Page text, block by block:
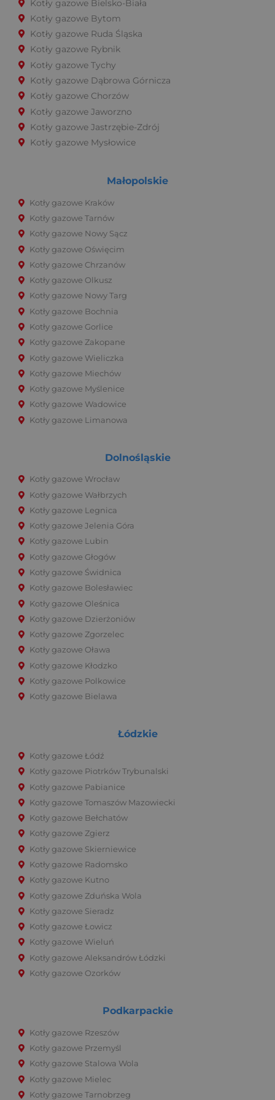
Kotły gazowe Bielsko-Biała
Kotły gazowe Bytom
Kotły gazowe Ruda Śląska
Kotły gazowe Rybnik
Kotły gazowe Tychy
Kotły gazowe Dąbrowa Górnicza
Kotły gazowe Chorzów
Kotły gazowe Jaworzno
Kotły gazowe Jastrzębie-Zdrój
Kotły gazowe Mysłowice
Małopolskie
Kotły gazowe Kraków
Kotły gazowe Tarnów
Kotły gazowe Nowy Sącz
Kotły gazowe Oświęcim
Kotły gazowe Chrzanów
Kotły gazowe Olkusz
Kotły gazowe Nowy Targ
Kotły gazowe Bochnia
Kotły gazowe Gorlice
Kotły gazowe Zakopane
Kotły gazowe Wieliczka
Kotły gazowe Miechów
Kotły gazowe Myślenice
Kotły gazowe Wadowice
Kotły gazowe Limanowa
Dolnośląskie
Kotły gazowe Wrocław
Kotły gazowe Wałbrzych
Kotły gazowe Legnica
Kotły gazowe Jelenia Góra
Kotły gazowe Lubin
Kotły gazowe Głogów
Kotły gazowe Świdnica
Kotły gazowe Bolesławiec
Kotły gazowe Oleśnica
Kotły gazowe Dzierżoniów
Kotły gazowe Zgorzelec
Kotły gazowe Oława
Kotły gazowe Kłodzko
Kotły gazowe Polkowice
Kotły gazowe Bielawa
Łódzkie
Kotły gazowe Łódź
Kotły gazowe Piotrków Trybunalski
Kotły gazowe Pabianice
Kotły gazowe Tomaszów Mazowiecki
Kotły gazowe Bełchatów
Kotły gazowe Zgierz
Kotły gazowe Skierniewice
Kotły gazowe Radomsko
Kotły gazowe Kutno
Kotły gazowe Zduńska Wola
Kotły gazowe Sieradz
Kotły gazowe Łowicz
Kotły gazowe Wieluń
Kotły gazowe Aleksandrów Łódzki
Kotły gazowe Ozorków
Podkarpackie
Kotły gazowe Rzeszów
Kotły gazowe Przemyśl
Kotły gazowe Stalowa Wola
Kotły gazowe Mielec
Kotły gazowe Tarnobrzeg